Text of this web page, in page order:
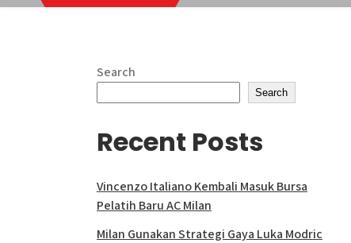
Search
Search
Recent Posts
Vincenzo Italiano Kembali Masuk Bursa
Pelatih Baru AC Milan
Milan Gunakan Strategi Gaya Luka Modric